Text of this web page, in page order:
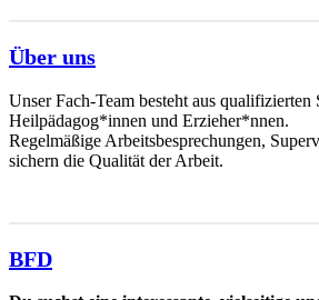
Über uns
Unser Fach-Team besteht aus
Heilpädagog*innen und Erzieher*nnen.
Regelmäßige Arbeitsbesprechungen,
sichern die Qualität der Arbeit.
BFD